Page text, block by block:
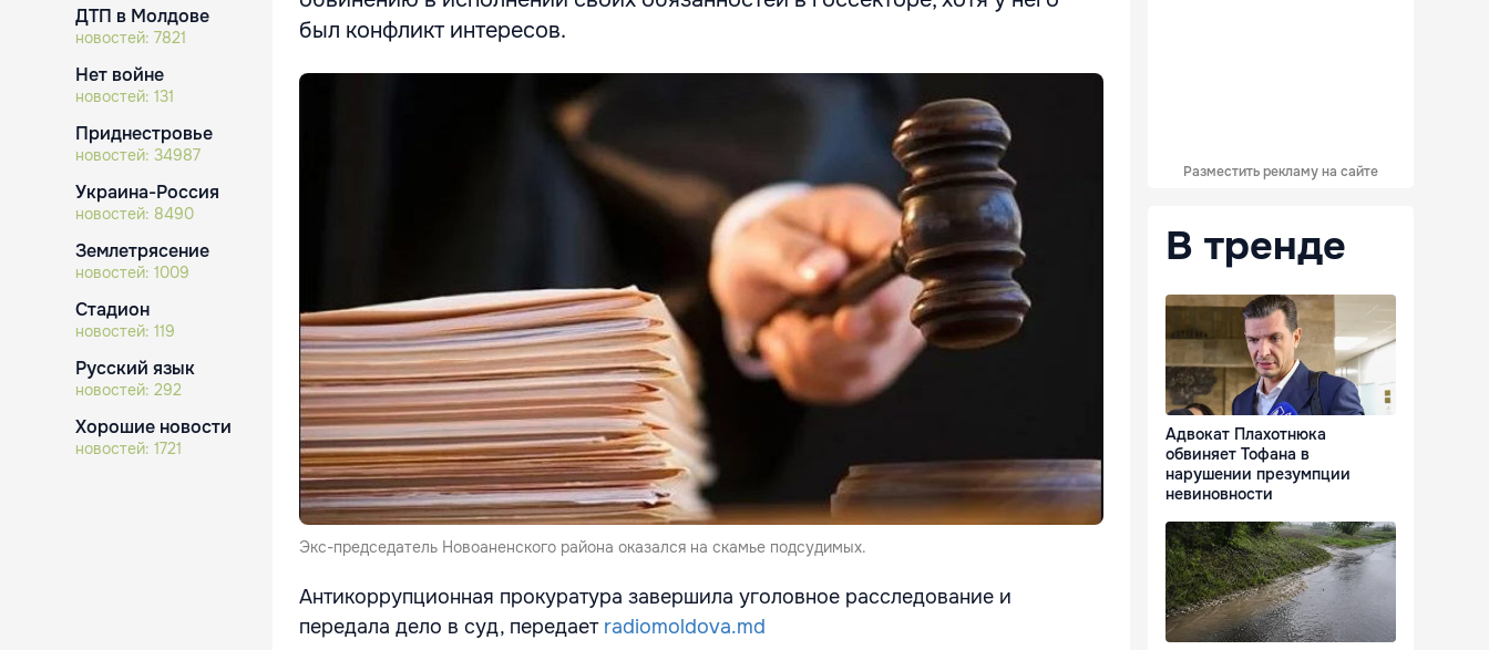
ДТП в Молдове
новостей: 7821
Нет войне
новостей: 131
Приднестровье
новостей: 34987
Украина-Россия
новостей: 8490
Землетрясение
новостей: 1009
Стадион
новостей: 119
Русский язык
новостей: 292
Хорошие новости
новостей: 1721
был конфликт интересов.
Экс-председатель Новоаненского района оказался на скамье подсудимых.
Антикоррупционная прокуратура завершила уголовное расследование и
передала дело в суд, передает radiomoldova.md
Разместить рекламу на сайте
В тренде
Адвокат Плахотнюка
обвиняет Тофана в
нарушении презумпции
невиновности